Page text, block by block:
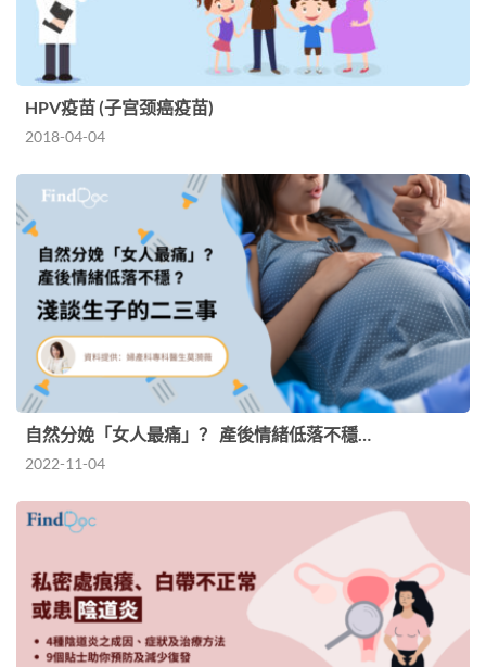
HPV疫苗 (子宫颈癌疫苗)
2018-04-04
自然分娩「女人最痛」？ 產後情緒低落不穩…
2022-11-04